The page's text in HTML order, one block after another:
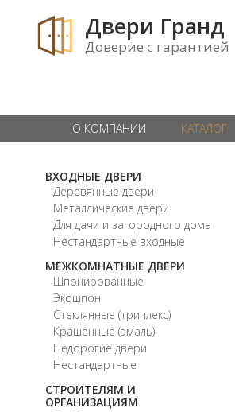
Двери Гранд
Доверие с гарантией
О КОМПАНИИ КАТАЛОГ
ВХОДНЫЕ ДВЕРИ
Деревянные двери
Металлические двери
Для дачи и загородного дома
Нестандартные входные
МЕЖКОМНАТНЫЕ ДВЕРИ
Шпонированные
Экошпон
Стеклянные (триплекс)
Крашенные (эмаль)
Недорогие двери
Нестандартные
СТРОИТЕЛЯМ И
ОРГАНИЗАЦИЯМ